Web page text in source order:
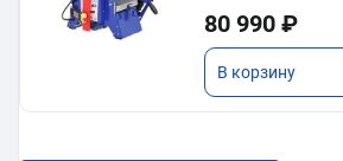
80 990 ₽
В корзину